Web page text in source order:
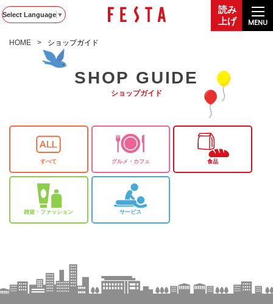
読み
上げ
Select Language ▼
MENU
HOME ショップガイド
SHOP GUIDE
ショップガイド
すべて グルメ・カフェ 食品
雑貨・ファッション サービス